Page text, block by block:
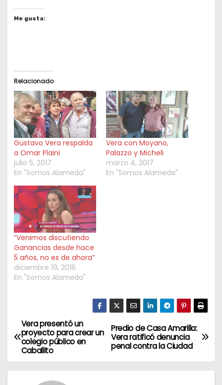
Me gusta:
Relacionado
Gustavo Vera respalda
a Omar Plaini
julio 5, 2017
En "Somos Alameda"
Vera con Moyano,
Palazzo y Micheli
marzo 4, 2017
En "Somos Alameda"
“Venimos discutiendo
Ganancias desde hace
5 años, no es de ahora”
diciembre 19, 2016
En "Somos Alameda"
N
a
v
Predio de Casa Amarilla:
Vera ratificó denuncia
penal contra la Ciudad
Vera presentó un
proyecto para crear un
colegio público en
Caballito